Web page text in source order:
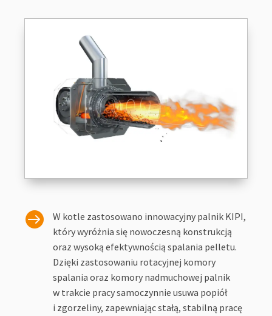

W kotle zastosowano innowacyjny palnik KIPI,
który wyróżnia się nowoczesną konstrukcją
oraz wysoką efektywnością spalania pelletu.
Dzięki zastosowaniu rotacyjnej komory
spalania oraz komory nadmuchowej palnik
w trakcie pracy samoczynnie usuwa popiół
i zgorzeliny, zapewniając stałą, stabilną pracę